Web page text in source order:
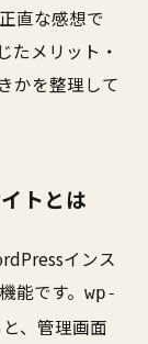
直な感想で
たメリット・
かを整理して
トとは
インス
能です。 wp-
、管理画面